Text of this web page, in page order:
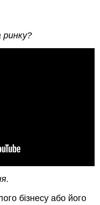
ринку?
бізнесу або його